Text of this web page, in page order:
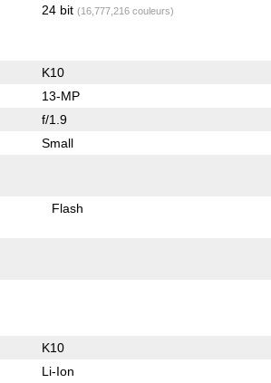
24 bit (16,777,216 couleurs)
K10
13-MP
f/1.9
Small
Flash
K10
Li-Ion